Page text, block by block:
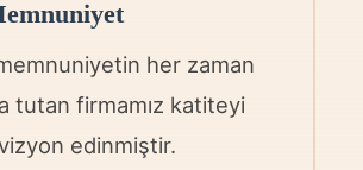
her zaman
tutan firmamız katiteyi
edinmiştir.